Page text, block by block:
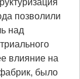
позволили
над
влияние на
было